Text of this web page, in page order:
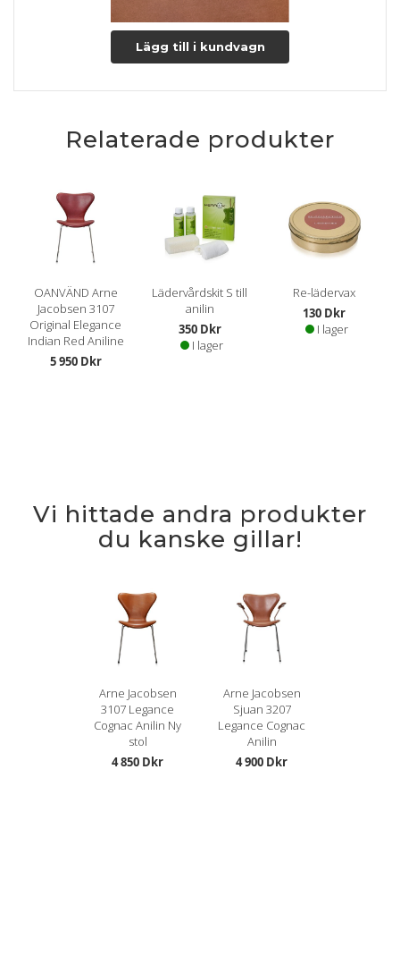
Lägg till i kundvagn
Relaterade produkter
OANVÄND Arne
Jacobsen 3107
Original Elegance
Indian Red Aniline
5 950 Dkr
Lädervårdskit S till
anilin
350 Dkr
I lager
Re-lädervax
130 Dkr
I lager
Vi hittade andra produkter
du kanske gillar!
Arne Jacobsen
3107 Legance
Cognac Anilin Ny
stol
4 850 Dkr
Arne Jacobsen
Sjuan 3207
Legance Cognac
Anilin
4 900 Dkr